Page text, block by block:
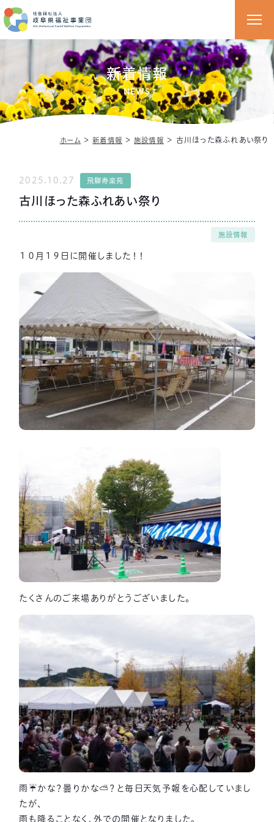
新着情報
NEWS
ホーム ＞新着情報 ＞施設情報 ＞ 古川ほった森ふれあい祭り
2025.10.27 飛騨寿楽苑
古川ほった森ふれあい祭り
施設情報
１０月１９日に開催しました！！
たくさんのご来場ありがとうございました。
雨☔かな？曇りかな⛅？と毎日天気予報を心配していまし
たが、
雨も降ることなく、外での開催となりました。